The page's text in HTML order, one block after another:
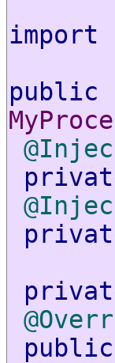
import
public
public